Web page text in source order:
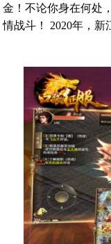
金！不论你身在何处
情战斗！ 2020年，